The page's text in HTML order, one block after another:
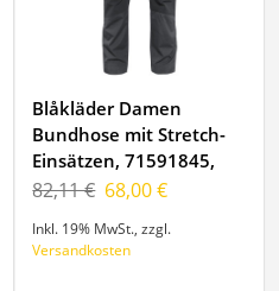
Blåkläder Damen
Bundhose mit Stretch-
Einsätzen, 71591845,
Farbe
Größe C40
82,11 € 68,00 €
Inkl. 19% MwSt.,zzgl.
Versandkosten